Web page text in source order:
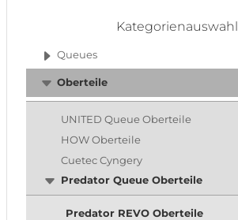
Kategorienauswahl
Queues
Oberteile
UNITED Queue Oberteile
HOW Oberteile
Cuetec Cyngery
Predator Queue Oberteile
Predator REVO Oberteile